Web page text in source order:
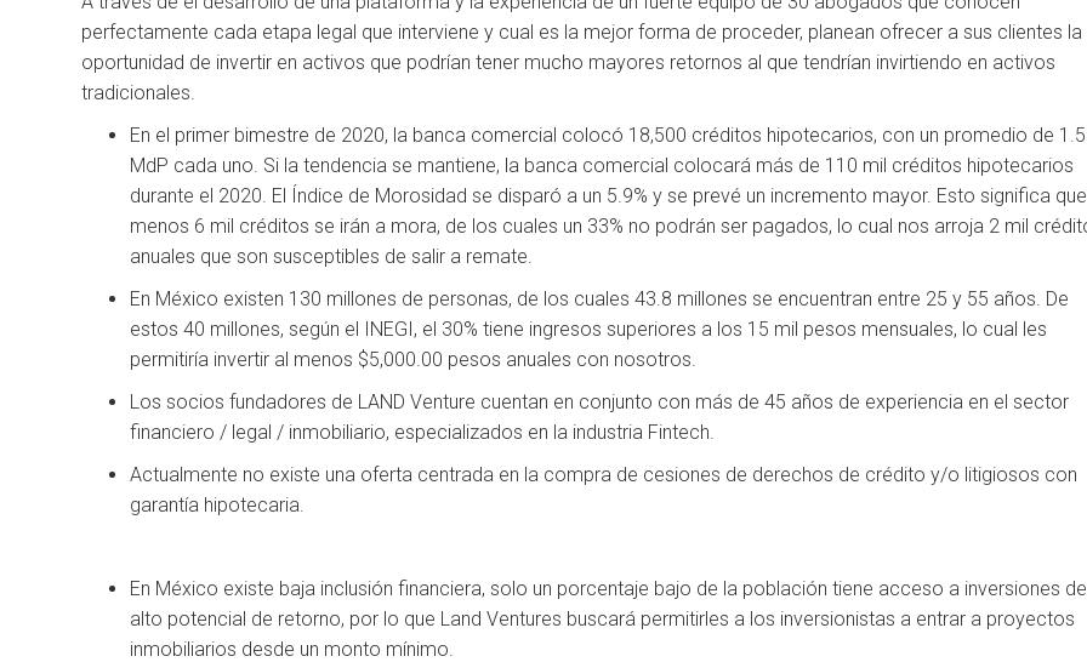
perfectamente cada etapa legal que interviene y cual es la mejor forma de proceder, planean ofrecer a sus clientes la
oportunidad de invertir en activos que podrían tener mucho mayores retornos al que tendrían invirtiendo en activos
tradicionales.
En el primer bimestre de 2020, la banca comercial colocó 18,500 créditos hipotecarios, con un promedio de 1.5
MdP cada uno. Si la tendencia se mantiene, la banca comercial colocará más de 110 mil créditos hipotecarios
durante el 2020. El Índice de Morosidad se disparó a un 5.9% y se prevé un incremento mayor. Esto significa
menos 6 mil créditos se irán a mora, de los cuales un 33% no podrán ser pagados, lo cual nos arroja 2 mil
anuales que son susceptibles de salir a remate.
En México existen 130 millones de personas, de los cuales 43.8 millones se encuentran entre 25 y 55 años. De
estos 40 millones, según el INEGI, el 30% tiene ingresos superiores a los 15 mil pesos mensuales, lo cual les
permitiría invertir al menos $5,000.00 pesos anuales con nosotros.
Los socios fundadores de LAND Venture cuentan en conjunto con más de 45 años de experiencia en el sector
financiero / legal / inmobiliario, especializados en la industria Fintech.
Actualmente no existe una oferta centrada en la compra de cesiones de derechos de crédito y/o litigiosos con
garantía hipotecaria.
En México existe baja inclusión financiera, solo un porcentaje bajo de la población tiene acceso a inversiones de
alto potencial de retorno, por lo que Land Ventures buscará permitirles a los inversionistas a entrar a proyectos
inmobiliarios desde un monto mínimo.